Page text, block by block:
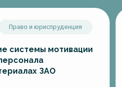
Право и юриспруденция
системы мотивации
ЗАО